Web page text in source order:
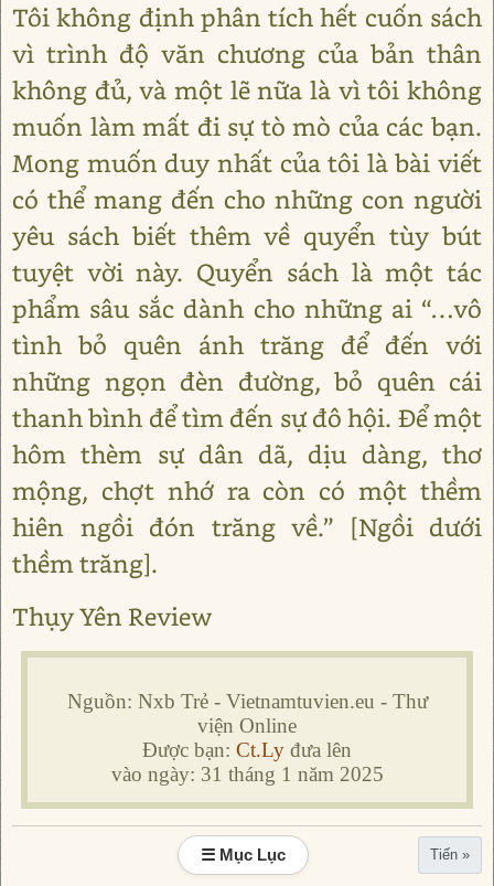
Tôi không định phân tích hết cuốn sách
vì trình độ văn chương của bản thân
không đủ, và một lẽ nữa là vì tôi không
muốn làm mất đi sự tò mò của các bạn.
Mong muốn duy nhất của tôi là bài viết
có thể mang đến cho những con người
yêu sách biết thêm về quyển tùy bút
tuyệt vời này. Quyển sách là một tác
phẩm sâu sắc dành cho những ai “…vô
tình bỏ quên ánh trăng để đến với
những ngọn đèn đường, bỏ quên cái
thanh bình để tìm đến sự đô hội. Để một
hôm thèm sự dân dã, dịu dàng, thơ
mộng, chợt nhớ ra còn có một thềm
hiên ngồi đón trăng về.” [Ngồi dưới
thềm trăng].
Thụy Yên Review
Nguồn: Nxb Trẻ - Vietnamtuvien.eu - Thư
viện Online
Được bạn: Ct.Ly đưa lên
vào ngày: 31 tháng 1 năm 2025
☰ Mục Lục Tiến »